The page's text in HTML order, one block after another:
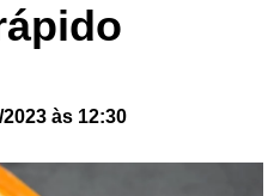
2023 às 12:30